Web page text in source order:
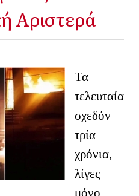
Αριστερά
Τα
τελευταία
σχεδόν
τρία
χρόνια,
λίγες
μόνο